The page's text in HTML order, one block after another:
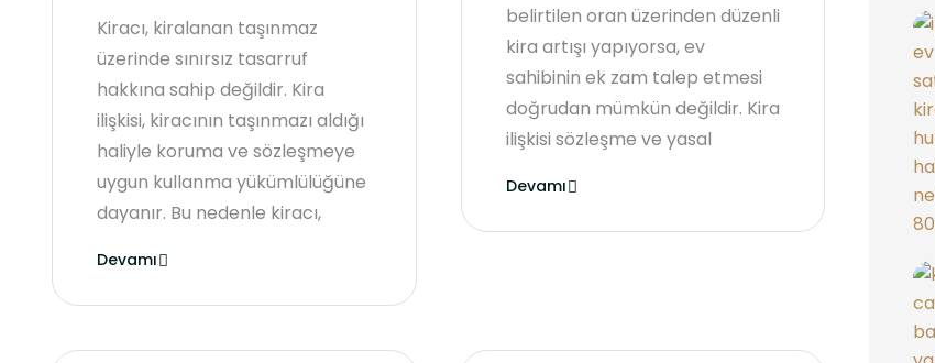
Kiracı, kiralanan taşınmaz
üzerinde sınırsız tasarruf
hakkına sahip değildir. Kira
ilişkisi, kiracının taşınmazı aldığı
haliyle koruma ve sözleşmeye
uygun kullanma yükümlülüğüne
dayanır. Bu nedenle kiracı,
Devamı
belirtilen oran üzerinden düzenli
kira artışı yapıyorsa, ev
sahibinin ek zam talep etmesi
doğrudan mümkün değildir. Kira
ilişkisi sözleşme ve yasal
Devamı